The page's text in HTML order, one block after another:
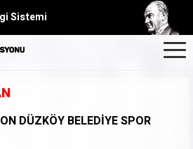
Sistemi
DÜZKÖY BELEDİYE SPOR